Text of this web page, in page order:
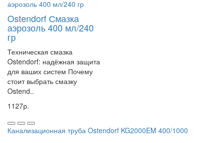
Ostendorf Смазка
аэрозоль 400 мл/240
гр
Техническая смазка
Ostendorf: надёжная защита
для ваших систем Почему
стоит выбрать смазку
Ostend..
1127р.
Канализационная труба Ostendorf KG2000EM 400/1000